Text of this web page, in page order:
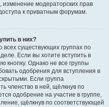
изменение модераторских прав
к приватным форумам.
в них?
существующих группах по
Если вы хотите вступить в
кнопку. Однако не все группы
одобрения для вступления в
Если группа
членство в ней, щёлкнув по
одобрение на участие в группе,
щёлкнув по соответствующей